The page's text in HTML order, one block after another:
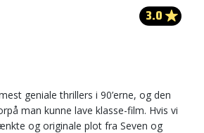
3.0
geniale thrillers i 90’erne, og den
man kunne lave klasse-film. Hvis vi
og originale plot fra Seven og